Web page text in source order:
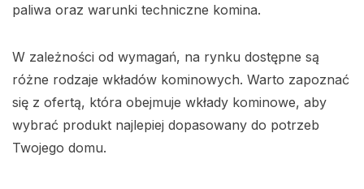
paliwa oraz warunki techniczne komina.
W zależności od wymagań, na rynku dostępne są
różne rodzaje wkładów kominowych. Warto zapoznać
się z ofertą, która obejmuje wkłady kominowe, aby
wybrać produkt najlepiej dopasowany do potrzeb
Twojego domu.